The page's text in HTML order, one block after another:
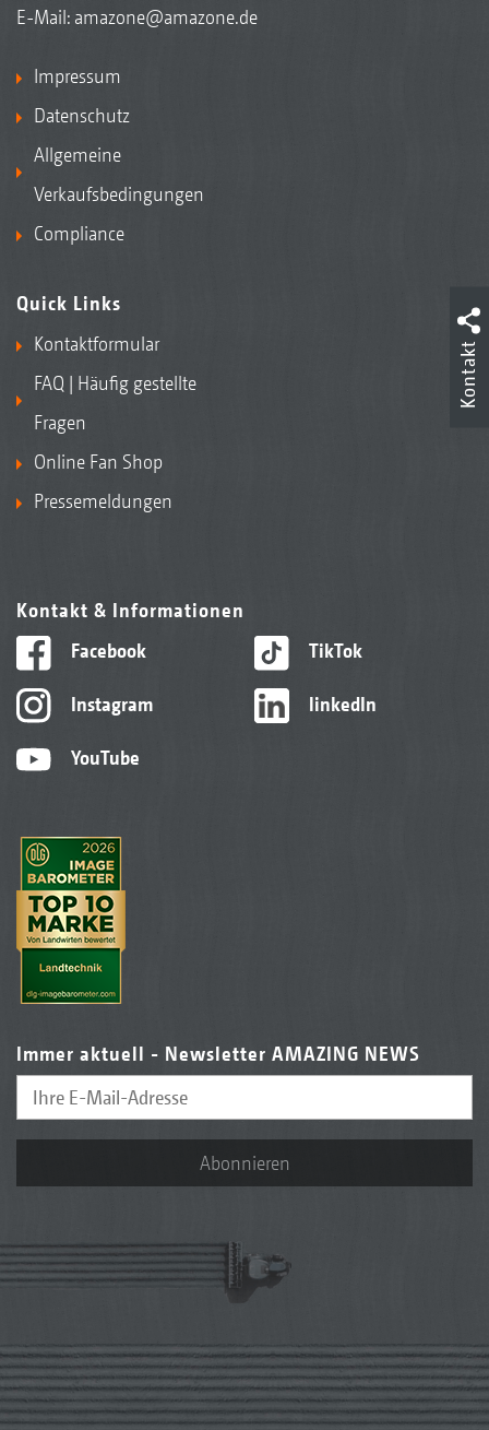
E-Mail: amazone@amazone.de
Impressum
Datenschutz
Allgemeine
Verkaufsbedingungen
Compliance
Quick Links
Kontaktformular
FAQ | Häufig gestellte
Fragen
Online Fan Shop
Pressemeldungen
Kontakt & Informationen
Facebook
Instagram
YouTube
TikTok
linkedIn
Immer aktuell - Newsletter AMAZING NEWS
Abonnieren
Kontakt